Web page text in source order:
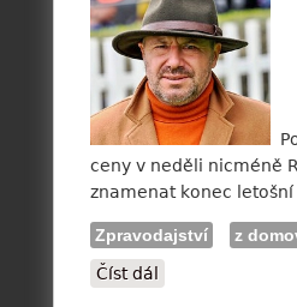
ceny v neděli nicméně
znamenat konec letošní
Zpravodajství
z
Číst dál